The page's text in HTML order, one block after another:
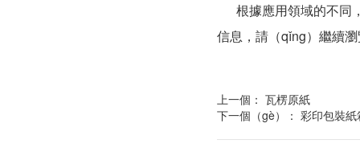
根據應用領域的不同
信息，請（qǐng）繼續
上一個： 瓦楞原紙
下一個（gè）： 彩印包裝紙